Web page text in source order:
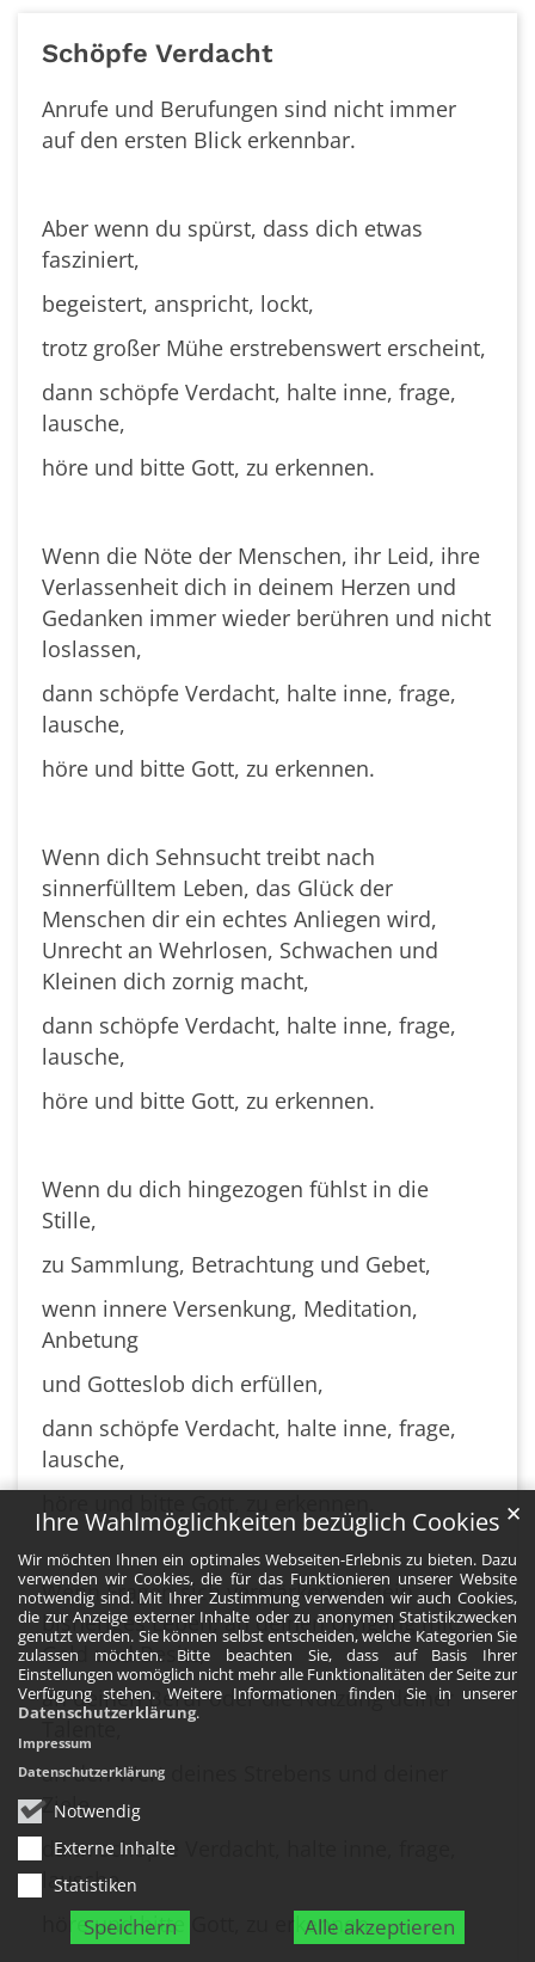
Ihre Wahlmöglichkeiten bezüglich Cookies
Wir möchten Ihnen ein optimales Webseiten-Erlebnis zu bieten. Dazu
verwenden wir Cookies, die für das Funktionieren unserer Website
notwendig sind. Mit Ihrer Zustimmung verwenden wir auch Cookies,
die zur Anzeige externer Inhalte oder zu anonymen Statistikzwecken
genutzt werden. Sie können selbst entscheiden, welche Kategorien Sie
zulassen möchten. Bitte beachten Sie, dass auf Basis Ihrer
Einstellungen womöglich nicht mehr alle Funktionalitäten der Seite zur
Verfügung stehen. Weitere Informationen finden Sie in unserer
Datenschutzerklärung.
Notwendig
Externe Inhalte
Statistiken
Speichern Alle akzeptieren
✕
Impressum
Datenschutzerklärung
Schöpfe Verdacht
Anrufe und Berufungen sind nicht immer
auf den ersten Blick erkennbar.
Aber wenn du spürst, dass dich etwas
fasziniert,
begeistert, anspricht, lockt,
trotz großer Mühe erstrebenswert erscheint,
dann schöpfe Verdacht, halte inne, frage,
lausche,
höre und bitte Gott, zu erkennen.
Wenn die Nöte der Menschen, ihr Leid, ihre
Verlassenheit dich in deinem Herzen und
Gedanken immer wieder berühren und nicht
loslassen,
dann schöpfe Verdacht, halte inne, frage,
lausche,
höre und bitte Gott, zu erkennen.
Wenn dich Sehnsucht treibt nach
sinnerfülltem Leben, das Glück der
Menschen dir ein echtes Anliegen wird,
Unrecht an Wehrlosen, Schwachen und
Kleinen dich zornig macht,
dann schöpfe Verdacht, halte inne, frage,
lausche,
höre und bitte Gott, zu erkennen.
Wenn du dich hingezogen fühlst in die
Stille,
zu Sammlung, Betrachtung und Gebet,
wenn innere Versenkung, Meditation,
Anbetung
und Gotteslob dich erfüllen,
dann schöpfe Verdacht, halte inne, frage,
lausche,
Wenn Fragen sich verstärken an dein
bisheriges Leben, an deinen Umgang mit
Geld und Besitz,
an deinen Beruf oder die Nutzung deiner
an den Wert deines Strebens und deiner
Ziele,
dann schöpfe Verdacht, halte inne, frage,
lausche,
höre und bitte Gott, zu erkennen.